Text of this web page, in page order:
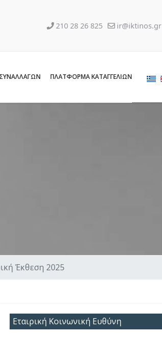
210 28 26 825 ir@iktinos.gr
ΠΛΑΤΦΟΡΜΑ ΚΑΤΑΓΓΕΛΙΩΝ
Έκθεση 2025
Εταιρική Κοινωνική Ευθύνη